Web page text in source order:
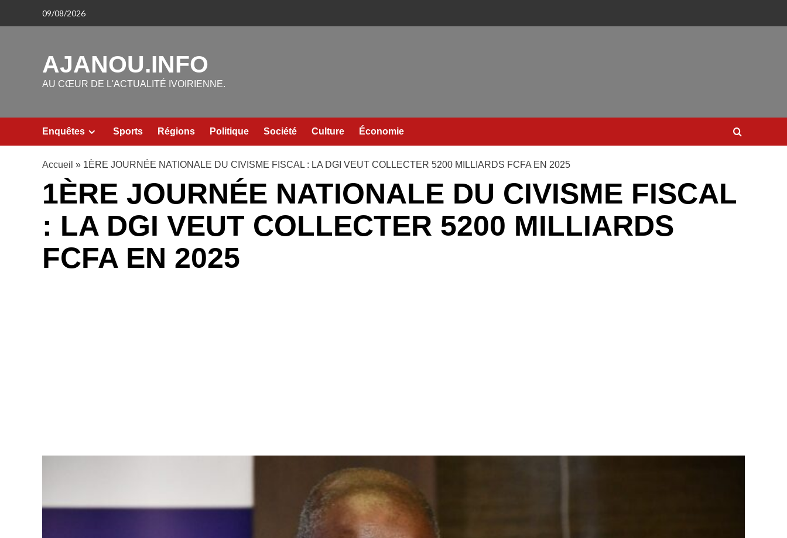
09/08/2026
AJANOU.INFO
AU CŒUR DE L'ACTUALITÉ IVOIRIENNE.
Enquêtes Sports Régions Politique Société Culture Économie
Accueil » 1ÈRE JOURNÉE NATIONALE DU CIVISME FISCAL : LA DGI VEUT COLLECTER 5200 MILLIARDS FCFA EN 2025
1ÈRE JOURNÉE NATIONALE DU CIVISME FISCAL
: LA DGI VEUT COLLECTER 5200 MILLIARDS
FCFA EN 2025